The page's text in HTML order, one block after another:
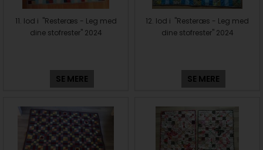
11. lod i "Resteræs - Leg med
dine stofrester" 2024
SE MERE
12. lod i "Resteræs - Leg med
dine stofrester" 2024
SE MERE